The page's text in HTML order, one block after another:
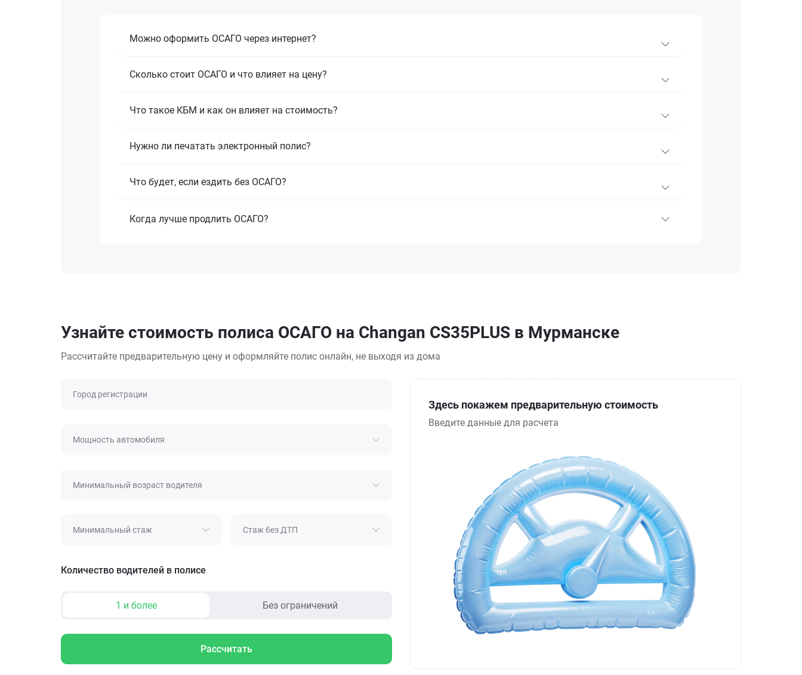
Можно оформить ОСАГО через интернет?
Сколько стоит ОСАГО и что влияет на цену?
Что такое КБМ и как он влияет на стоимость?
Нужно ли печатать электронный полис?
Что будет, если ездить без ОСАГО?
Когда лучше продлить ОСАГО?
Узнайте стоимость полиса ОСАГО на Changan CS35PLUS в Мурманске
Рассчитайте предварительную цену и оформляйте полис онлайн, не выходя из дома
Город регистрации
Мощность автомобиля
Минимальный возраст водителя
Минимальный стаж Стаж без ДТП
Количество водителей в полисе
1 и более Без ограничений
Рассчитать
Здесь покажем предварительную стоимость
Введите данные для расчета